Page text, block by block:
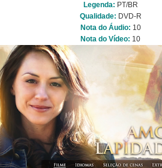
Legenda: PT/BR
Qualidade: DVD-R
Nota do Áudio: 10
Nota do Vídeo: 10